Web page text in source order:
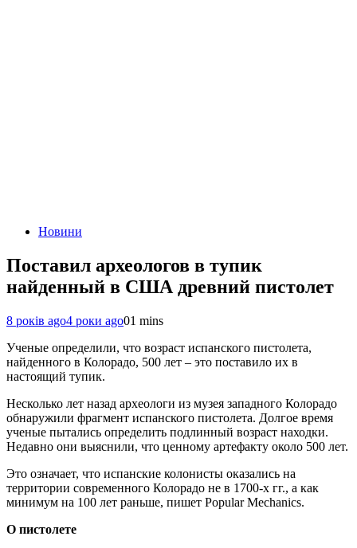
Новини
Поставил археологов в тупик
найденный в США древний пистолет
8 років ago4 роки ago01 mins
Ученые определили, что возраст испанского пистолета,
найденного в Колорадо, 500 лет – это поставило их в
настоящий тупик.
Несколько лет назад археологи из музея западного Колорадо
обнаружили фрагмент испанского пистолета. Долгое время
ученые пытались определить подлинный возраст находки.
Недавно они выяснили, что ценному артефакту около 500 лет.
Это означает, что испанские колонисты оказались на
территории современного Колорадо не в 1700-х гг., а как
минимум на 100 лет раньше, пишет Popular Mechanics.
О пистолете